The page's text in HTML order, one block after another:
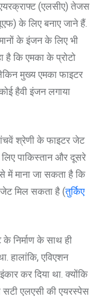
एयरक्राफ्ट (एलसीए) तेजस
के लिए बनाए जाने हैं.
के इंजन के लिए भी
है कि एमका के प्रोटो
मुख्य एमका फाइटर
हैवी इंजन लगाया
श्रेणी के फाइटर जेट
पाकिस्तान और दूसरे
में माना जा सकता है कि
जेट मिल सकता है (तुर्किए
निर्माण के साथ ही
हालांकि, एविएशन
कर दिया था. क्योंकि
एलएसी की एयरस्पेस